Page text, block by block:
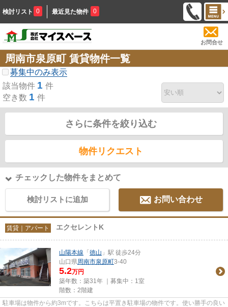
検討リスト 0 最近見た物件 0
お問合せ
周南市泉原町 賃貸物件一覧
募集中のみ表示
該当物件 1 件
空き数 1 件
さらに条件を絞り込む
物件リクエスト
チェックした物件をまとめて
検討リストに追加 お問い合わせ
賃貸｜アパート エクセレントK
山陽本線 「 徳山 」駅 徒歩24分
山口県周南市泉原町3-40
5.2万円
築年数：築31年 ｜募集中： 1室
階数：2階建
駐車場は物件から約3mです。こちらは平置き駐車場の物件です。使い勝手の良い